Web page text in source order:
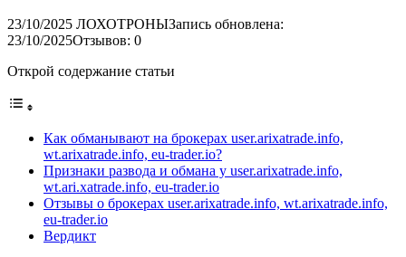
23/10/2025 ЛОХОТРОНЫЗапись обновлена:
23/10/2025Отзывов: 0
Открой содержание статьи
Как обманывают на брокерах user.arixatrade.info,
wt.arixatrade.info, eu-trader.io?
Признаки развода и обмана у user.arixatrade.info,
wt.ari.xatrade.info, eu-trader.io
Отзывы о брокерах user.arixatrade.info, wt.arixatrade.info,
eu-trader.io
Вердикт